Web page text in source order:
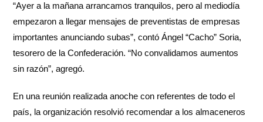
“Ayer a la mañana arrancamos tranquilos, pero al mediodía
empezaron a llegar mensajes de preventistas de empresas
importantes anunciando subas”, contó Ángel “Cacho” Soria,
tesorero de la Confederación. “No convalidamos aumentos
sin razón”, agregó.
En una reunión realizada anoche con referentes de todo el
país, la organización resolvió recomendar a los almaceneros